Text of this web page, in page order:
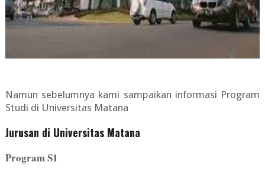
Namun sebelumnya kami sampaikan informasi Program
Studi di Universitas Matana
Jurusan di Universitas Matana
Program S1